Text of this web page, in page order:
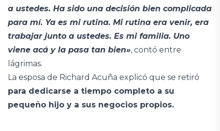
a ustedes. Ha sido una decisión bien complicada
para mí. Ya es mi rutina. Mi rutina era venir, era
trabajar junto a ustedes. Es mi familia. Uno
viene acá y la pasa tan bien», contó entre
lágrimas.
La esposa de Richard Acuña explicó que se retiró
para dedicarse a tiempo completo a su
pequeño hijo y a sus negocios propios.